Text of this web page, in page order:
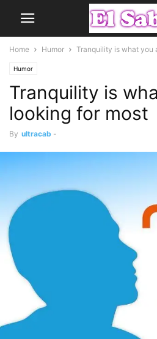
Home Humor Tranquility is what you
Humor
Tranquility is
looking for most
By ultracab -